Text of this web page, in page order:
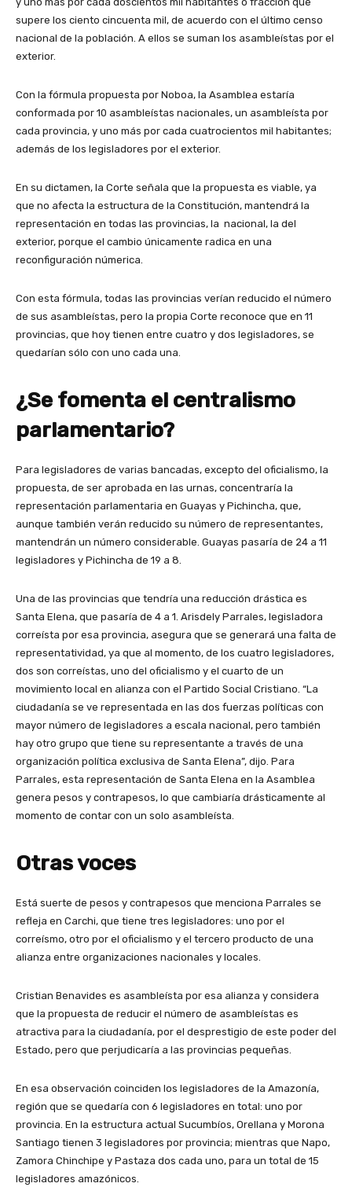
supere los ciento cincuenta mil, de acuerdo con el último censo
nacional de la población. A ellos se suman los asambleístas por el
exterior.
Con la fórmula propuesta por Noboa, la Asamblea estaría
conformada por 10 asambleístas nacionales, un asambleísta por
cada provincia, y uno más por cada cuatrocientos mil habitantes;
además de los legisladores por el exterior.
En su dictamen, la Corte señala que la propuesta es viable, ya
que no afecta la estructura de la Constitución, mantendrá la
representación en todas las provincias, la nacional, la del
exterior, porque el cambio únicamente radica en una
reconfiguración númerica.
Con esta fórmula, todas las provincias verían reducido el número
de sus asambleístas, pero la propia Corte reconoce que en 11
provincias, que hoy tienen entre cuatro y dos legisladores, se
quedarían sólo con uno cada una.
¿Se fomenta el centralismo
parlamentario?
Para legisladores de varias bancadas, excepto del oficialismo, la
propuesta, de ser aprobada en las urnas, concentraría la
representación parlamentaria en Guayas y Pichincha, que,
aunque también verán reducido su número de representantes,
mantendrán un número considerable. Guayas pasaría de 24 a 11
legisladores y Pichincha de 19 a 8.
Una de las provincias que tendría una reducción drástica es
Santa Elena, que pasaría de 4 a 1. Arisdely Parrales, legisladora
correísta por esa provincia, asegura que se generará una falta de
representatividad, ya que al momento, de los cuatro legisladores,
dos son correístas, uno del oficialismo y el cuarto de un
movimiento local en alianza con el Partido Social Cristiano. “La
ciudadanía se ve representada en las dos fuerzas políticas con
mayor número de legisladores a escala nacional, pero también
hay otro grupo que tiene su representante a través de una
organización política exclusiva de Santa Elena”, dijo. Para
Parrales, esta representación de Santa Elena en la Asamblea
genera pesos y contrapesos, lo que cambiaría drásticamente al
momento de contar con un solo asambleísta.
Otras voces
Está suerte de pesos y contrapesos que menciona Parrales se
refleja en Carchi, que tiene tres legisladores: uno por el
correísmo, otro por el oficialismo y el tercero producto de una
alianza entre organizaciones nacionales y locales.
Cristian Benavides es asambleísta por esa alianza y considera
que la propuesta de reducir el número de asambleístas es
atractiva para la ciudadanía, por el desprestigio de este poder del
Estado, pero que perjudicaría a las provincias pequeñas.
En esa observación coinciden los legisladores de la Amazonía,
región que se quedaría con 6 legisladores en total: uno por
provincia. En la estructura actual Sucumbíos, Orellana y Morona
Santiago tienen 3 legisladores por provincia; mientras que Napo,
Zamora Chinchipe y Pastaza dos cada uno, para un total de 15
legisladores amazónicos.